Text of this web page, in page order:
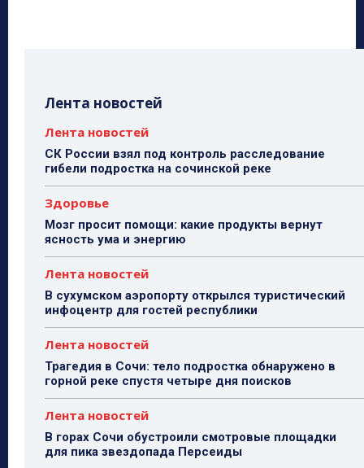
Лента новостей
Лента новостей
СК России взял под контроль расследование
гибели подростка на сочинской реке
Здоровье
Мозг просит помощи: какие продукты вернут
ясность ума и энергию
Лента новостей
В сухумском аэропорту открылся туристический
инфоцентр для гостей республики
Лента новостей
Трагедия в Сочи: тело подростка обнаружено в
горной реке спустя четыре дня поисков
Лента новостей
В горах Сочи обустроили смотровые площадки
для пика звездопада Персеиды